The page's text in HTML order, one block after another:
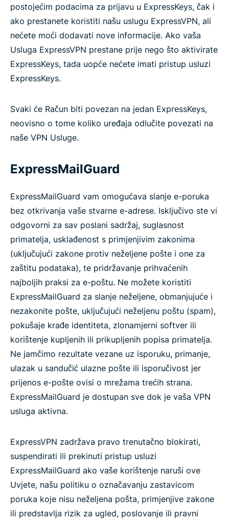
postojećim podacima za prijavu u ExpressKeys, čak i
ako prestanete koristiti našu uslugu ExpressVPN, ali
nećete moći dodavati nove informacije. Ako vaša
Usluga ExpressVPN prestane prije nego što aktivirate
ExpressKeys, tada uopće nećete imati pristup usluzi
ExpressKeys.
Svaki će Račun biti povezan na jedan ExpressKeys,
neovisno o tome koliko uređaja odlučite povezati na
naše VPN Usluge.
ExpressMailGuard
ExpressMailGuard vam omogućava slanje e-poruka
bez otkrivanja vaše stvarne e-adrese. Isključivo ste vi
odgovorni za sav poslani sadržaj, suglasnost
primatelja, usklađenost s primjenjivim zakonima
(uključujući zakone protiv neželjene pošte i one za
zaštitu podataka), te pridržavanje prihvaćenih
najboljih praksi za e-poštu. Ne možete koristiti
ExpressMailGuard za slanje neželjene, obmanjujuće i
nezakonite pošte, uključujući neželjenu poštu (spam),
pokušaje krađe identiteta, zlonamjerni softver ili
korištenje kupljenih ili prikupljenih popisa primatelja.
Ne jamčimo rezultate vezane uz isporuku, primanje,
ulazak u sandučić ulazne pošte ili isporučivost jer
prijenos e-pošte ovisi o mrežama trećih strana.
ExpressMailGuard je dostupan sve dok je vaša VPN
usluga aktivna.
ExpressVPN zadržava pravo trenutačno blokirati,
suspendirati ili prekinuti pristup usluzi
ExpressMailGuard ako vaše korištenje naruši ove
Uvjete, našu politiku o označavanju zastavicom
poruka koje nisu neželjena pošta, primjenjive zakone
ili predstavlja rizik za ugled, poslovanje ili pravni